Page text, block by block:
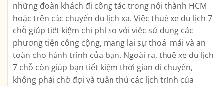
những đoàn khách đi công tác trong nội thành HCM
hoặc trên các chuyến du lịch xa. Việc thuê xe du lịch 7
chỗ giúp tiết kiệm chi phí so với việc sử dụng các
phương tiện công cộng, mang lại sự thoải mái và an
toàn cho hành trình của bạn. Ngoài ra, thuê xe du lịch
7 chỗ còn giúp bạn tiết kiệm thời gian di chuyển,
không phải chờ đợi và tuân thủ các lịch trình của